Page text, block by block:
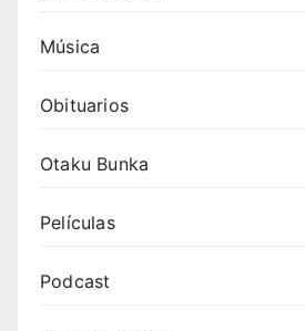
Música
Obituarios
Otaku Bunka
Películas
Podcast